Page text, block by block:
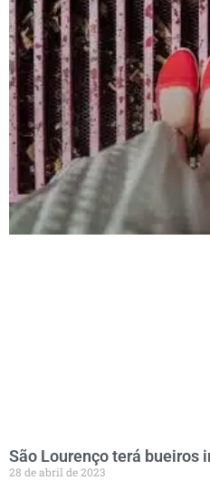
São Lourenço terá bueiros
28 de abril de 2023